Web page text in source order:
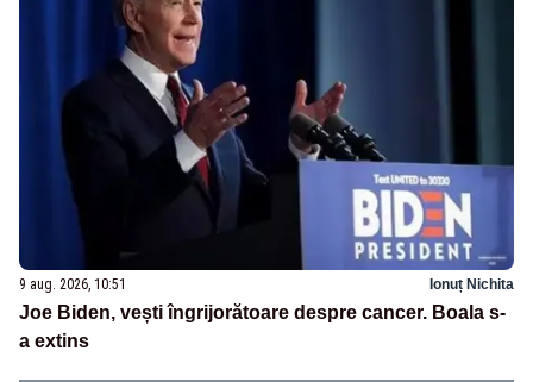
9 aug. 2026, 10:51 Ionuț Nichita
Joe Biden, vești îngrijorătoare despre cancer. Boala s-
a extins